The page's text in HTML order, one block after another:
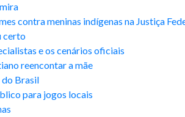
contra meninas indígenas na Justiça
certo
e os cenários oficiais
reencontar a mãe
do Brasil
para jogos locais